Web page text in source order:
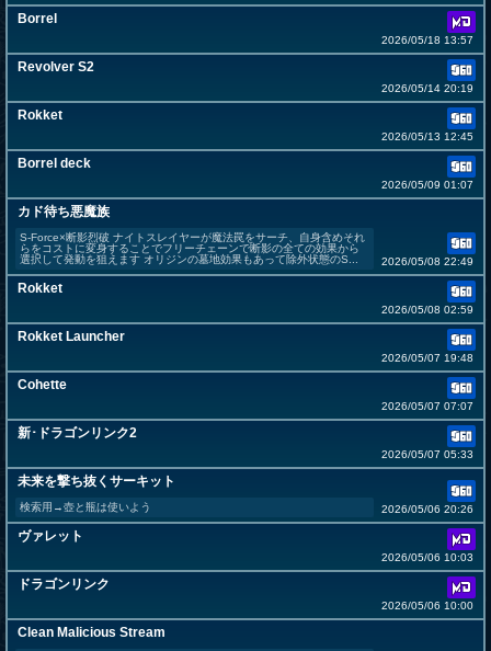
Borrel
2026/05/18 13:57
Revolver S2
2026/05/14 20:19
Rokket
2026/05/13 12:45
Borrel deck
2026/05/09 01:07
カド待ち悪魔族
S-Force×断影烈破 ナイトスレイヤーが魔法罠をサーチ、自身含めそれ
らをコストに変身することでフリーチェーンで断影の全ての効果から
選択して発動を狙えます オリジンの墓地効果もあって除外状態のS...
2026/05/08 22:49
Rokket
2026/05/08 02:59
Rokket Launcher
2026/05/07 19:48
Cohette
2026/05/07 07:07
新･ドラゴンリンク2
2026/05/07 05:33
未来を撃ち抜くサーキット
検索用→壺と瓶は使いよう 2026/05/06 20:26
ヴァレット
2026/05/06 10:03
ドラゴンリンク
2026/05/06 10:00
Clean Malicious Stream